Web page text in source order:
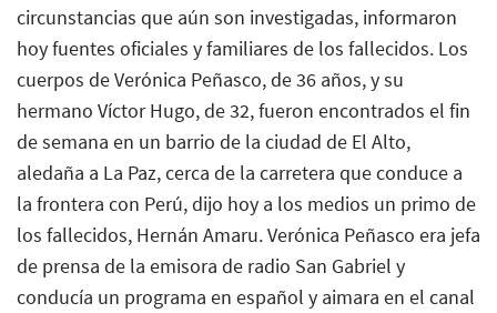
circunstancias que aún son investigadas, informaron
hoy fuentes oficiales y familiares de los fallecidos. Los
cuerpos de Verónica Peñasco, de 36 años, y su
hermano Víctor Hugo, de 32, fueron encontrados el fin
de semana en un barrio de la ciudad de El Alto,
aledaña a La Paz, cerca de la carretera que conduce a
la frontera con Perú, dijo hoy a los medios un primo de
los fallecidos, Hernán Amaru. Verónica Peñasco era jefa
de prensa de la emisora de radio San Gabriel y
conducía un programa en español y aimara en el canal